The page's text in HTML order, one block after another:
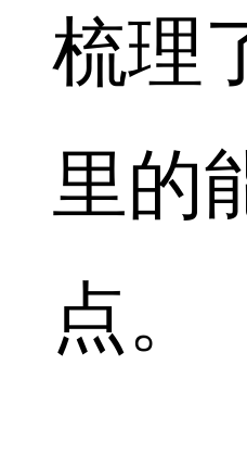
梳理
里的
点。